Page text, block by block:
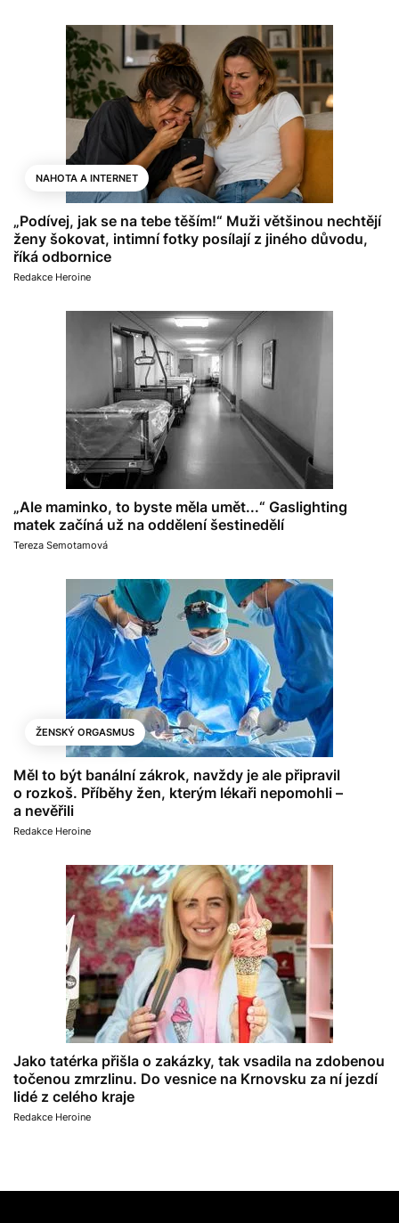
NAHOTA A INTERNET
„Podívej, jak se na tebe těším!“ Muži většinou nechtějí
ženy šokovat, intimní fotky posílají z jiného důvodu,
říká odbornice
Redakce Heroine
„Ale maminko, to byste měla umět...“ Gaslighting
matek začíná už na oddělení šestinedělí
Tereza Semotamová
ŽENSKÝ ORGASMUS
Měl to být banální zákrok, navždy je ale připravil
o rozkoš. Příběhy žen, kterým lékaři nepomohli –
a nevěřili
Redakce Heroine
Jako tatérka přišla o zakázky, tak vsadila na zdobenou
točenou zmrzlinu. Do vesnice na Krnovsku za ní jezdí
lidé z celého kraje
Redakce Heroine